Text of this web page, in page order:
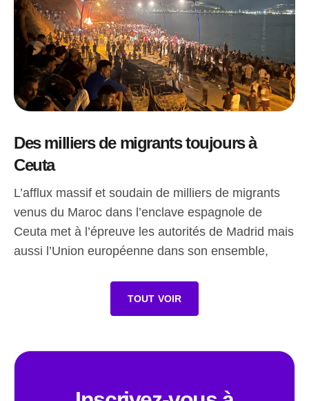
Des milliers de migrants toujours à
Ceuta
L’afflux massif et soudain de milliers de migrants
venus du Maroc dans l’enclave espagnole de
Ceuta met à l’épreuve les autorités de Madrid mais
aussi l’Union européenne dans son ensemble,
TOUT VOIR